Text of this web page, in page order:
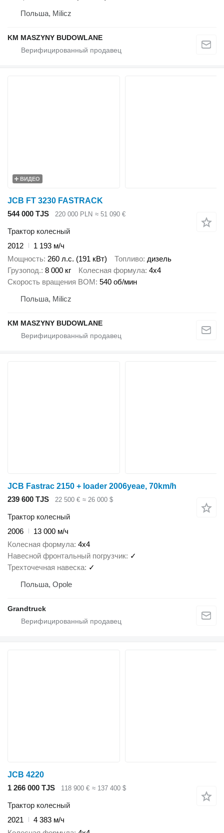
Польша, Milicz
KM MASZYNY BUDOWLANE
ВИДЕО
JCB FT 3230 FASTRACK
544 000 TJS
220 000 PLN ≈ 51 090 €
Трактор колесный
2012
1 193 м/ч
Мощность 260 л.с. (191 кВт) Топливо дизель
Грузопод. 8 000 кг Колесная формула 4x4
Скорость вращения ВОМ 540 об/мин
Польша, Milicz
KM MASZYNY BUDOWLANE
JCB Fastrac 2150 + loader 2006yeae, 70km/h
239 600 TJS
22 500 € ≈ 26 000 $
Трактор колесный
2006
13 000 м/ч
Колесная формула 4x4
Навесной фронтальный погрузчик ✓
Трехточечная навеска ✓
Польша, Opole
Grandtruck
JCB 4220
1 266 000 TJS
118 900 € ≈ 137 400 $
Трактор колесный
2021
4 383 м/ч